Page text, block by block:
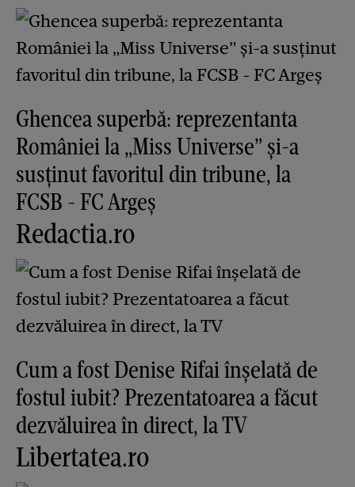
Ghencea superbă: reprezentanta
României la „Miss Universe” și-a
susținut favoritul din tribune, la
FCSB - FC Argeș
Redactia.ro
Cum a fost Denise Rifai înșelată de
fostul iubit? Prezentatoarea a făcut
dezvăluirea în direct, la TV
Libertatea.ro